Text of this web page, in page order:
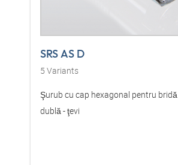
SRS AS D
5 Variants
Şurub cu cap hexagonal pentru bridă
dublă - ţevi